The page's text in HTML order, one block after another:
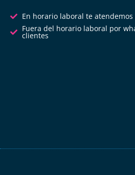
En horario laboral te atendemos
Fuera del horario laboral por
clientes